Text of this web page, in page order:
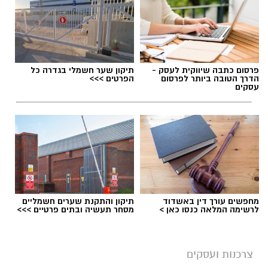
המוצר שעליו הוכרז ריקול (משרד הבריאות)
יזומה של המוצר בעקבות חשד להימצאות גופים
פרסום כתבה שיווקית לעסק -
הדרך הטובה ביותר לפרסום
עסקים
תיקון שער חשמלי בגדרה כל
הפרטים >>>
מחפשים עורך דין באשדוד
לרשימה המלאה כנסו כאן >
תיקון והתקנת שערים חשמליים
מסחר תעשיה ובתים פרטיים >>>
צרכנות ועסקים